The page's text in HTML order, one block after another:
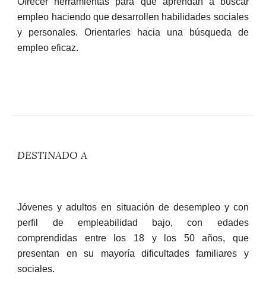
empleo haciendo que desarrollen habilidades sociales
y personales. Orientarles hacia una búsqueda de
empleo eficaz.
DESTINADO A
Jóvenes y adultos en situación de desempleo y con
perfil de empleabilidad bajo, con edades
comprendidas entre los 18 y los 50 años, que
presentan en su mayoría dificultades familiares y
sociales.